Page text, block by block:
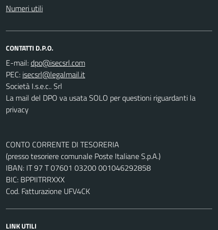
Numeri utili
CONTATTI D.P.O.
E-mail:
PEC:
Società I.s.e.c.. Srl
La mail del DPO va usata SOLO per questioni riguardanti la
privacy
CONTO CORRENTE DI TESORERIA
(presso tesoriere comunale Poste Italiane S.p.A.)
IBAN: IT 97 T 07601 03200 001046292858
BIC: BPPIITRRXXX
Cod. Fatturazione UFV4CK
LINK UTILI